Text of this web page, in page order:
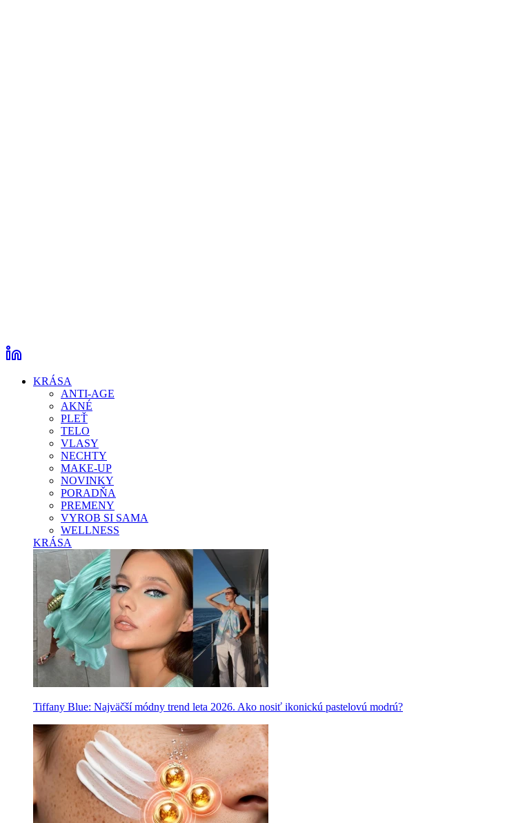
KRÁSA
ANTI-AGE
AKNÉ
PLEŤ
TELO
VLASY
NECHTY
MAKE-UP
NOVINKY
PORADŇA
PREMENY
VYROB SI SAMA
WELLNESS
KRÁSA
Tiffany Blue: Najväčší módny trend leta 2026. Ako nosiť ikonickú pastelovú modrú?